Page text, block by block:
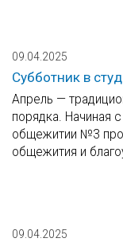
09.04.2025
Субботник в
Апрель —
порядка. Начиная
общежитии №3
общежития и
09.04.2025